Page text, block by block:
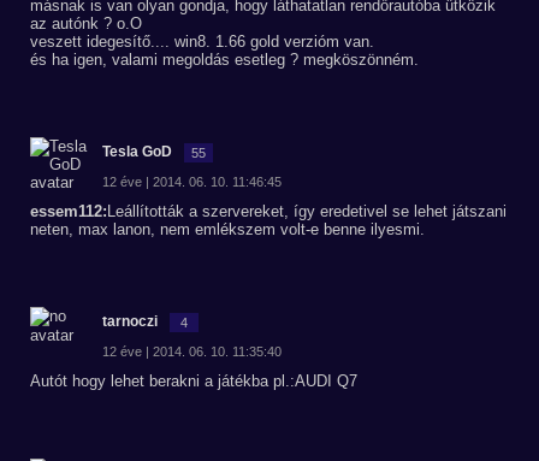
másnak is van olyan gondja, hogy láthatatlan rendőrautóba ütközik
az autónk ? o.O
veszett idegesítő.... win8. 1.66 gold verzióm van.
és ha igen, valami megoldás esetleg ? megköszönném.
Tesla GoD 55
12 éve | 2014. 06. 10. 11:46:45
essem112: Leállították a szervereket, így eredetivel se lehet játszani
neten, max lanon, nem emlékszem volt-e benne ilyesmi.
tarnoczi 4
12 éve | 2014. 06. 10. 11:35:40
Autót hogy lehet berakni a játékba pl.:AUDI Q7